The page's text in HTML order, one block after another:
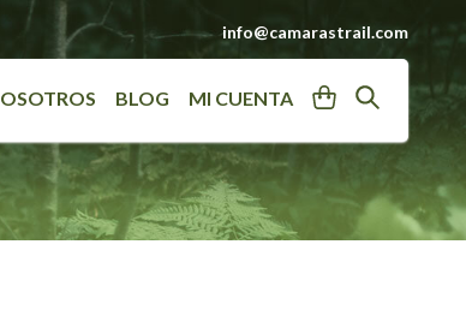
info@camarastrail.com
BLOG MI CUENTA
User
Search